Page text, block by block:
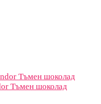
Тъмен шоколад